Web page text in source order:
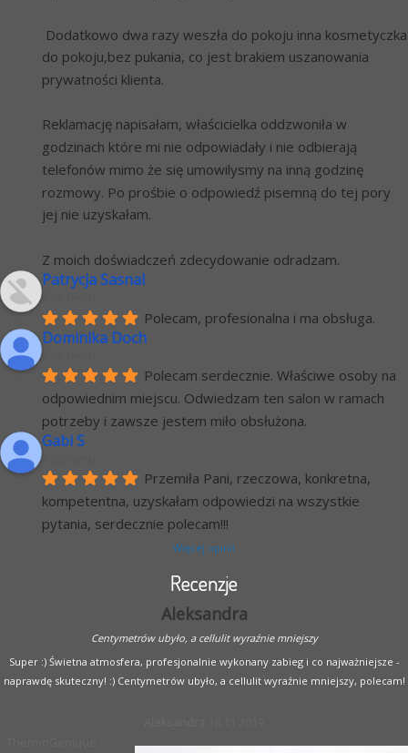
Dodatkowo dwa razy weszła do pokoju inna kosmetyczka
do pokoju,bez pukania, co jest brakiem uszanowania
prywatności klienta.
Reklamację napisałam, właścicielka oddzwoniła w
godzinach które mi nie odpowiadały i nie odbierają
telefonów mimo że się umowilysmy na inną godzinę
rozmowy. Po prośbie o odpowiedź pisemną do tej pory
jej nie uzyskałam.
Z moich doświadczeń zdecydowanie odradzam.
Patrycja Sasnal
Polecam, profesionalna i ma obsługa.
Dominika Doch
Polecam serdecznie. Właściwe osoby na
odpowiednim miejscu. Odwiedzam ten salon w ramach
potrzeby i zawsze jestem miło obsłużona.
Gabi S
Przemiła Pani, rzeczowa, konkretna,
kompetentna, uzyskałam odpowiedzi na wszystkie
pytania, serdecznie polecam!!!
Więcej opinii
Recenzje
Aleksandra
Centymetrów ubyło, a cellulit wyraźnie mniejszy
Super :) Świetna atmosfera, profesjonalnie wykonany zabieg i co najważniejsze -
naprawdę skuteczny! :) Centymetrów ubyło, a cellulit wyraźnie mniejszy, polecam!